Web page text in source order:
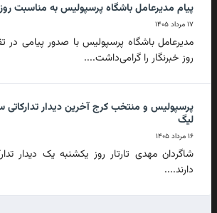
پیام مدیرعامل باشگاه پرسپولیس به مناسبت روز
۱۷ مرداد ۱۴۰۵
مدیرعامل باشگاه پرسپولیس با صدور پیامی در
روز خبرنگار را گرامی‌داشت....
پرسپولیس و منتخب کرج آخرین دیدار تدارکاتی
لیگ
۱۶ مرداد ۱۴۰۵
شاگردان مهدی تارتار روز یکشنبه یک دیدار
دارند....